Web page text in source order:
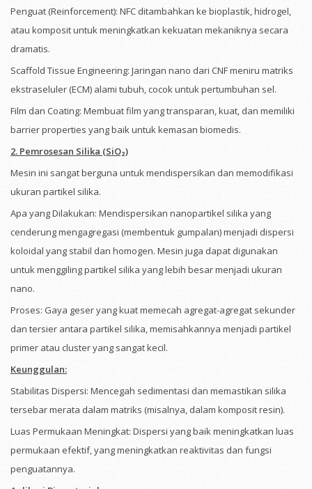
Penguat (Reinforcement): NFC ditambahkan ke bioplastik, hidrogel,
atau komposit untuk meningkatkan kekuatan mekaniknya secara
dramatis.
Scaffold Tissue Engineering: Jaringan nano dari CNF meniru matriks
ekstraseluler (ECM) alami tubuh, cocok untuk pertumbuhan sel.
Film dan Coating: Membuat film yang transparan, kuat, dan memiliki
barrier properties yang baik untuk kemasan biomedis.
2. Pemrosesan Silika (SiO₂)
Mesin ini sangat berguna untuk mendispersikan dan memodifikasi
ukuran partikel silika.
Apa yang Dilakukan: Mendispersikan nanopartikel silika yang
cenderung mengagregasi (membentuk gumpalan) menjadi dispersi
koloidal yang stabil dan homogen. Mesin juga dapat digunakan
untuk menggiling partikel silika yang lebih besar menjadi ukuran
nano.
Proses: Gaya geser yang kuat memecah agregat-agregat sekunder
dan tersier antara partikel silika, memisahkannya menjadi partikel
primer atau cluster yang sangat kecil.
Keunggulan:
Stabilitas Dispersi: Mencegah sedimentasi dan memastikan silika
tersebar merata dalam matriks (misalnya, dalam komposit resin).
Luas Permukaan Meningkat: Dispersi yang baik meningkatkan luas
permukaan efektif, yang meningkatkan reaktivitas dan fungsi
penguatannya.